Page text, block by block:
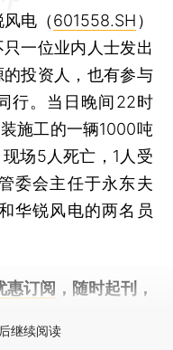
电（601558.SH ）
一位业内人士发出
投资人，也有参与
行。当日晚间22时
施工的一辆1000吨
场5人死亡，1人受
委会主任于永东夫
华锐风电的两名员
惠订阅 ，随时起刊，
继续阅读